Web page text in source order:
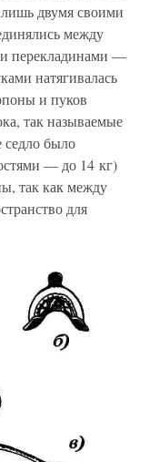
двумя своими
между
перекладинами —
натягивалась
и пуков
так называемые
было
— до 14 кг)
так как между
для